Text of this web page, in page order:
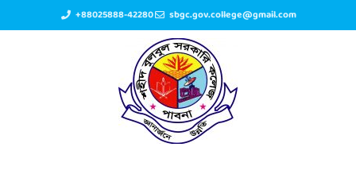
+88025888-42280 sbgc.gov.college@gmail.com